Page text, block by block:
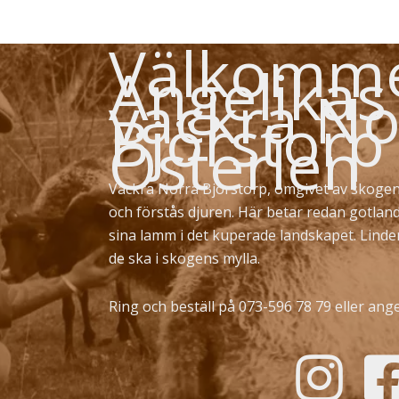
vackra
Björstorp
Österlen
Vackra Norra Björstorp, omgivet av
och förstås djuren. Här betar redan
sina lamm i det kuperade landskapet.
de ska i skogens mylla.
Ring och beställ på 073-596 78 79 eller